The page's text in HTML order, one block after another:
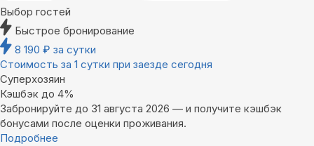
Выбор гостей
Быстрое бронирование
8 190 ₽ за сутки
Стоимость за 1 сутки при заезде сегодня
Суперхозяин
Кэшбэк до 4%
Забронируйте до 31 августа 2026 — и получите кэшбэк
бонусами после оценки проживания.
Подробнее